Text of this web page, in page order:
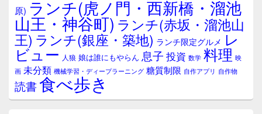
原) ランチ(虎ノ門・西新橋・溜池
山王・神谷町) ランチ(赤坂・溜池山
王) ランチ(銀座・築地) ランチ限定グルメ レ
ビュー 人狼 娘は誰にもやらん 息子 投資 数学 料理 映
画 未分類 機械学習・ディープラーニング 糖質制限 自作アプリ 自作物
読書食べ歩き